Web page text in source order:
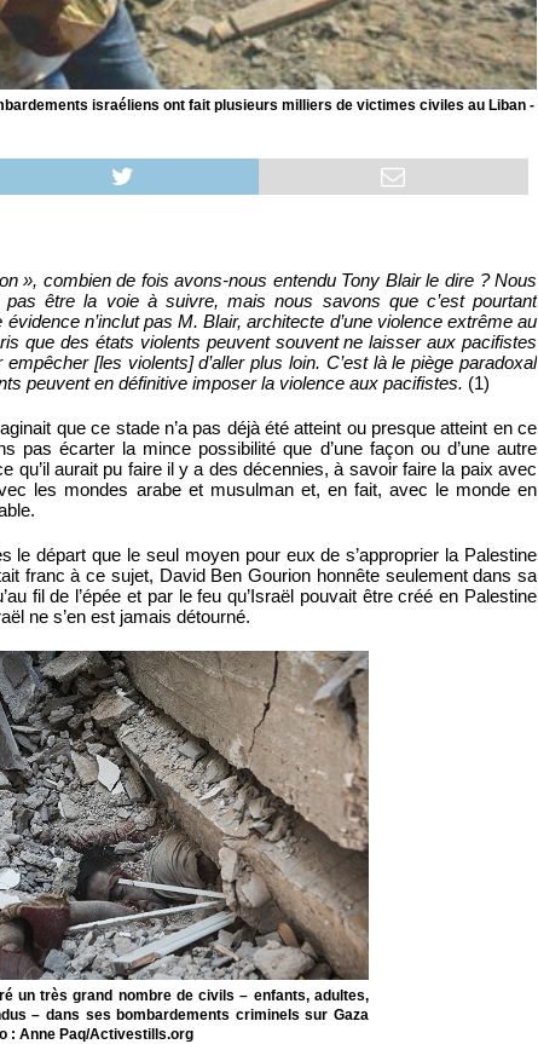
israéliens ont fait plusieurs milliers de victimes civiles au Liban -
», combien de fois avons-nous entendu Tony Blair le dire ? Nous
être la voie à suivre, mais nous savons que c’est pourtant
n’inclut pas M. Blair, architecte d’une violence extrême au
que des états violents peuvent souvent ne laisser aux pacifistes
[les violents] d’aller plus loin. C’est là le piège paradoxal
peuvent en définitive imposer la violence aux pacifistes. (1)
que ce stade n’a pas déjà été atteint ou presque atteint en ce
pas écarter la mince possibilité que d’une façon ou d’une autre
qu’il aurait pu faire il y a des décennies, à savoir faire la paix avec
les mondes arabe et musulman et, en fait, avec le monde en
le départ que le seul moyen pour eux de s’approprier la Palestine
franc à ce sujet, David Ben Gourion honnête seulement dans sa
fil de l’épée et par le feu qu’Israël pouvait être créé en Palestine
ne s’en est jamais détourné.
un très grand nombre de civils – enfants, adultes,
– dans ses bombardements criminels sur Gaza
: Anne Paq/Activestills.org